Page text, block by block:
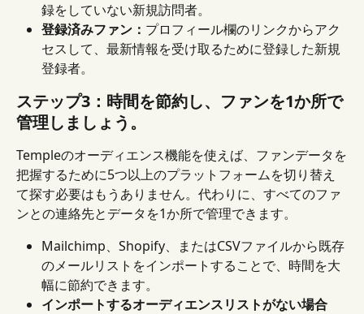
録をしていない新規訪問者。
登録済みファン： プロフィール欄のリンクからアク
セスして、最新情報を受け取るために登録した新規
登録者。
ステップ3：時間を節約し、ファンを1か所で
管理しましょう。
Templeのオーディエンス機能を使えば、ファンデータを
把握するために5つ以上のプラットフォームを切り替え
て探す必要はもうありません。代わりに、すべてのファ
ンとの連絡先とデータを1か所で管理できます。
Mailchimp、Shopify、またはCSVファイルから既存
のメールリストをインポートすることで、時間を大
幅に節約できます。
インポートするオーディエンスリストがない場合